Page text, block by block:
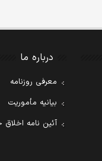
درباره ما
معرفی روزنامه
بیانیه مأموریت
آئین نامه اخلاق